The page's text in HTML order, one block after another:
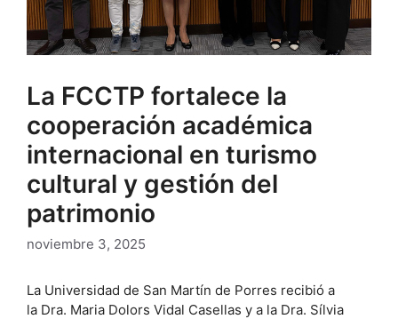
La FCCTP fortalece la
cooperación académica
internacional en turismo
cultural y gestión del
patrimonio
noviembre 3, 2025
La Universidad de San Martín de Porres recibió a
la Dra. Maria Dolors Vidal Casellas y a la Dra. Sílvia